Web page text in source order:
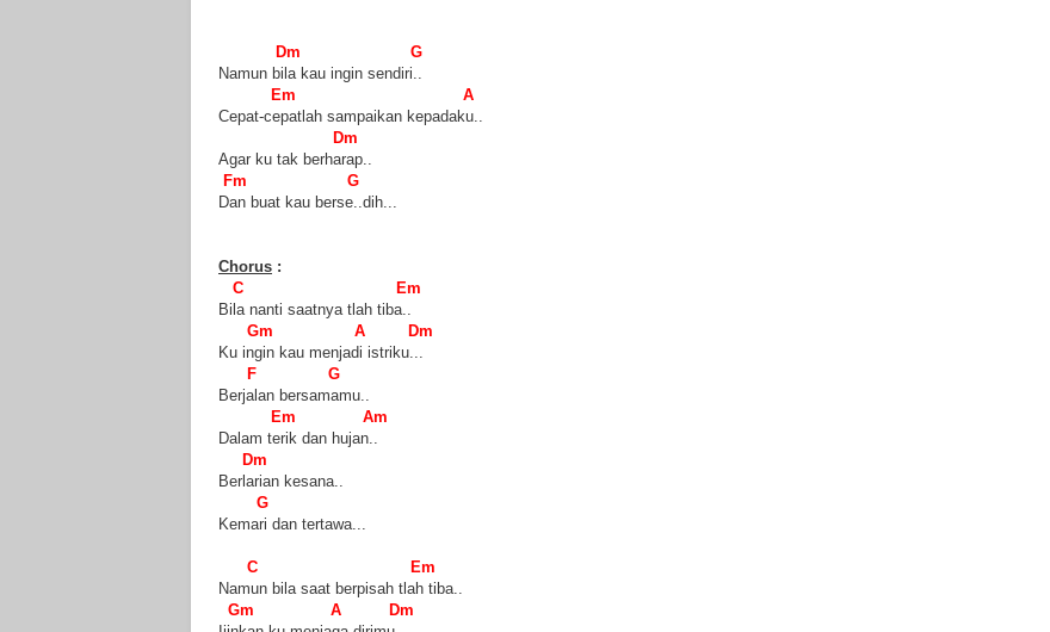
Dm
G
Namun bila kau ingin sendiri..
Em
A
Cepat-cepatlah sampaikan kepadaku..
Dm
Agar ku tak berharap..
Fm
G
Dan buat kau berse..dih...
Chorus :
C
Em
Bila nanti saatnya tlah tiba..
Gm
A
Dm
Ku ingin kau menjadi istriku...
F
G
Berjalan bersamamu..
Em
Am
Dalam terik dan hujan..
Dm
Berlarian kesana..
G
Kemari dan tertawa...
C
Em
Namun bila saat berpisah tlah tiba..
Gm
A
Dm